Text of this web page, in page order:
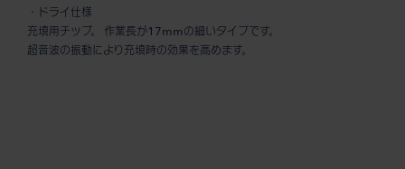
・ドライ仕様
充填用チップ。 作業長が17mmの細いタイプです。
超音波の振動により充填時の効果を高めます。